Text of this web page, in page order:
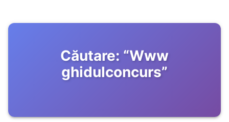
Căutare: “Www
ghidulconcurs”